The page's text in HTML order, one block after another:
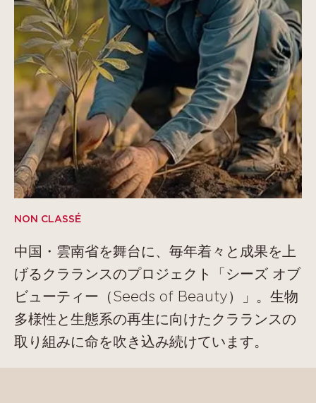
NON CLASSÉ
中国・雲南省を舞台に、毎年着々と成果を上
げるクラランスのプロジェクト「シーズ オブ
ビューティー（Seeds of Beauty）」。生物
多様性と生態系の再生に向けたクラランスの
取り組みに命を吹き込み続けています。